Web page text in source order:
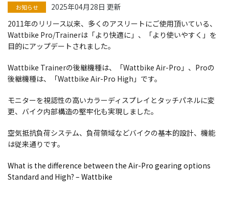
2025年04月28日 更新
2011年のリリース以来、 多くのアスリートにご使用頂いている、
Wattbike Pro/Trainerは「より快適に」、「より使いやすく」を
目的にアップデートされました。
Wattbike Trainerの後継機種は、「Wattbike Air-Pro」、Proの
後継機種は、「Wattbike Air-Pro High」です。
モニターを視認性の高いカラーディスプレイとタッチパネルに変
更、バイク内部構造の堅牢化も実現しました。
空気抵抗負荷システム、負荷領域などバイクの基本的設計、 機能
は従来通りです。
What is the difference between the Air-Pro gearing options
Standard and High? – Wattbike